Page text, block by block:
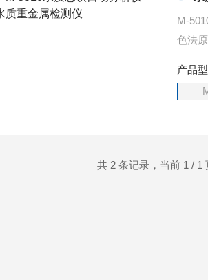
M-
色法
年新
产品型
共 2 条记录，当前 1 /